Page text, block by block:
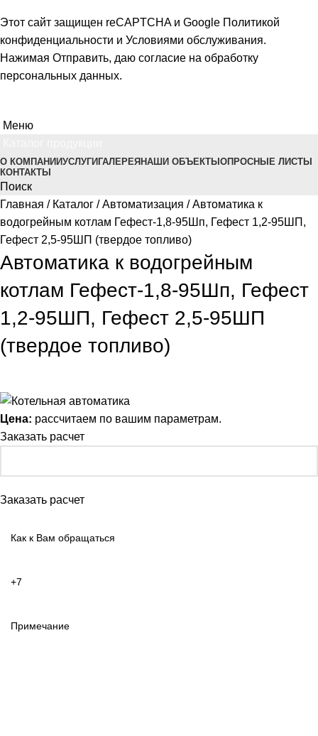
Этот сайт защищен reCAPTCHA и Google Политикой
конфиденциальности и Условиями обслуживания.
Нажимая Отправить, даю согласие на обработку
персональных данных.
Меню
О КОМПАНИИУСЛУГИ ГАЛЕРЕЯ НАШИ ОБЪЕКТЫ ОПРОСНЫЕ ЛИСТЫ
КОНТАКТЫ
Поиск
Главная
Каталог Автоматизация
Автоматика к
водогрейным котлам Гефест-1,8-95Шп, Гефест 1,2-95ШП,
Гефест 2,5-95ШП (твердое топливо)
Автоматика к водогрейным
котлам Гефест-1,8-95Шп, Гефест
1,2-95ШП, Гефест 2,5-95ШП
(твердое топливо)
Цена: рассчитаем по вашим параметрам.
Заказать расчет
Заказать расчет